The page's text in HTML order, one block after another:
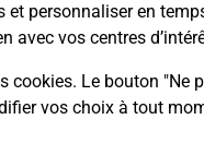
et personnaliser en
avec vos centres
cookies. Le bouton
vos choix à tout